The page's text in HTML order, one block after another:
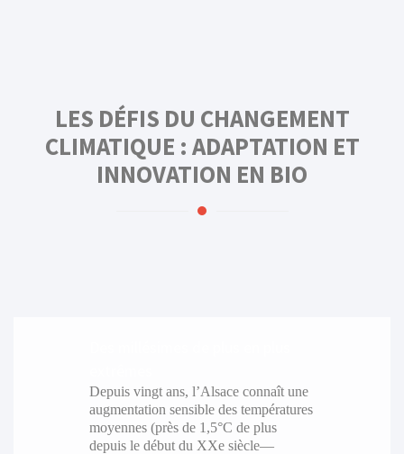
LES DÉFIS DU CHANGEMENT
CLIMATIQUE : ADAPTATION ET
INNOVATION EN BIO
Depuis vingt ans, l’Alsace connaît une
augmentation sensible des températures
moyennes (près de 1,5°C de plus
depuis le début du XXe siècle—